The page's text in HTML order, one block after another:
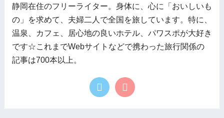
静岡在住のフリーライター。身体に、心に「おいしいも
の」を求めて、夫婦二人で全国を旅しています。特に、
温泉、カフェ、居心地の良いホテル、パワスポが大好き
です☆これまでWebサイトなどで携わった旅行関係の
記事は700本以上。